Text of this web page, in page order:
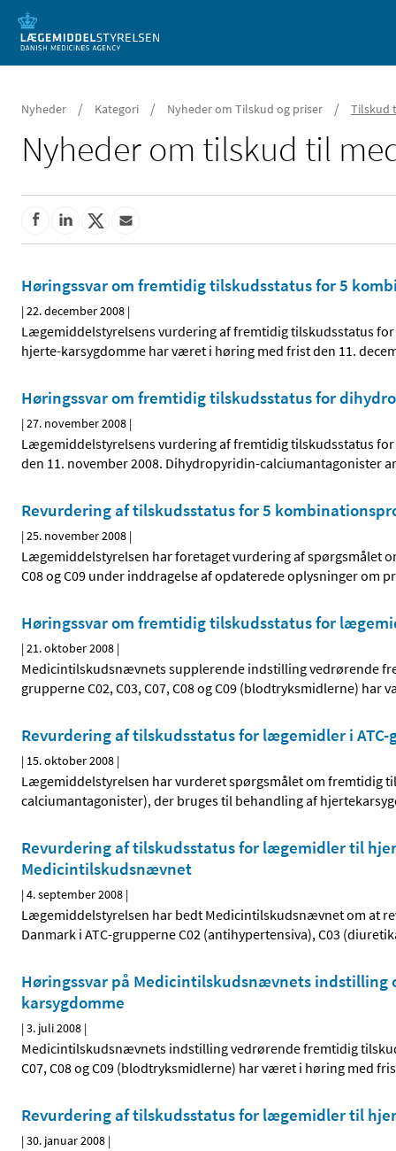
Mobil visning
Nyheder / Kategori / Nyheder om Tilskud og priser / Tilskud
Nyheder om tilskud til
Høringssvar om fremtidig tilskudsstatus for 5
|22. december 2008 |
Lægemiddelstyrelsens vurdering af fremtidig tilskudsstatus
hjerte-karsygdomme har været i høring med frist den 11.
Høringssvar om fremtidig tilskudsstatus for
|27. november 2008 |
Lægemiddelstyrelsens vurdering af fremtidig tilskudsstatus
den 11. november 2008. Dihydropyridin-calciumantagonister
Revurdering af tilskudsstatus for 5
|25. november 2008 |
Lægemiddelstyrelsen har foretaget vurdering af spørgsmålet
C08 og C09 under inddragelse af opdaterede oplysninger om
Høringssvar om fremtidig tilskudsstatus for
|21. oktober 2008 |
Medicintilskudsnævnets supplerende indstilling vedrørende
grupperne C02, C03, C07, C08 og C09 (blodtryksmidlerne)
Revurdering af tilskudsstatus for lægemidler i ATC-
| 15. oktober 2008 |
Lægemiddelstyrelsen har vurderet spørgsmålet om fremtidig
calciumantagonister), der bruges til behandling af
Revurdering af tilskudsstatus for lægemidler til
Medicintilskudsnævnet
|4. september 2008 |
Lægemiddelstyrelsen har bedt Medicintilskudsnævnet om at
Danmark i ATC-grupperne C02 (antihypertensiva), C03
Høringssvar på Medicintilskudsnævnets
karsygdomme
|3. juli 2008 |
Medicintilskudsnævnets indstilling vedrørende fremtidig
C07, C08 og C09 (blodtryksmidlerne) har været i høring med
Revurdering af tilskudsstatus for lægemidler til
|30. januar 2008 |